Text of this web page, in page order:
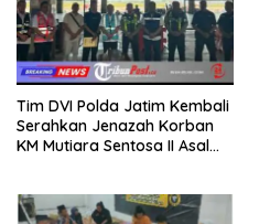
Tim DVI Polda Jatim Kembali
Serahkan Jenazah Korban
KM Mutiara Sentosa II Asal